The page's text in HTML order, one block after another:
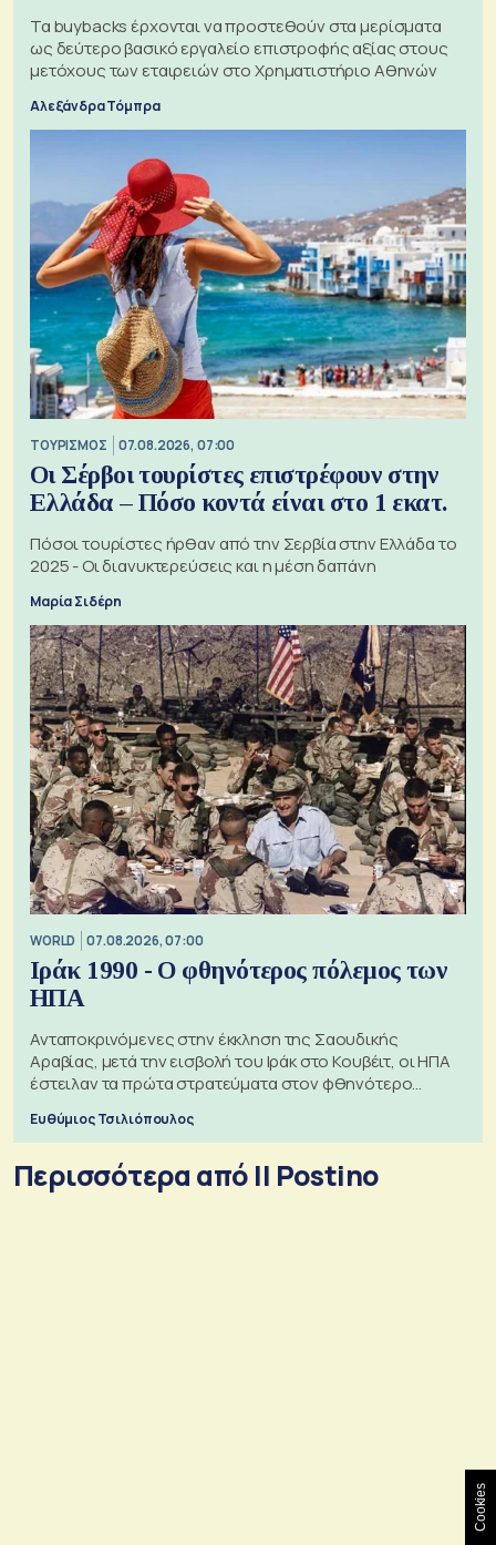
Τα buybacks έρχονται να προστεθούν στα μερίσματα
ως δεύτερο βασικό εργαλείο επιστροφής αξίας στους
μετόχους των εταιρειών στο Χρηματιστήριο Αθηνών
Αλεξάνδρα Τόμπρα
ΤΟΥΡΙΣΜΟΣ 07.08.2026, 07:00
Οι Σέρβοι τουρίστες επιστρέφουν στην
Ελλάδα – Πόσο κοντά είναι στο 1 εκατ.
Πόσοι τουρίστες ήρθαν από την Σερβία στην Ελλάδα το
2025 - Οι διανυκτερεύσεις και η μέση δαπάνη
Μαρία Σιδέρη
WORLD 07.08.2026, 07:00
Ιράκ 1990 - Ο φθηνότερος πόλεμος των
ΗΠΑ
Ανταποκρινόμενες στην έκκληση της Σαουδικής
Αραβίας, μετά την εισβολή του Ιράκ στο Κουβέιτ, οι ΗΠΑ
έστειλαν τα πρώτα στρατεύματα στον φθηνότερο
Ευθύμιος Τσιλιόπουλος
Περισσότερα από Il Postino
Cookies